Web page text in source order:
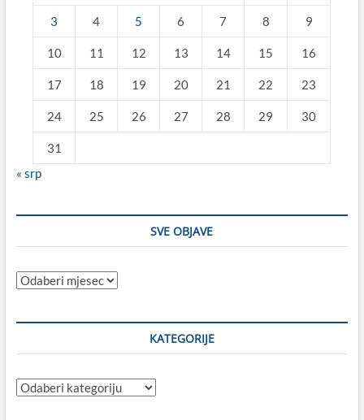
3 4 5 6 7 8 9
10 11 12 13 14 15 16
17 18 19 20 21 22 23
24 25 26 27 28 29 30
31
« srp
SVE OBJAVE
Sve
KATEGORIJE
Kategorije